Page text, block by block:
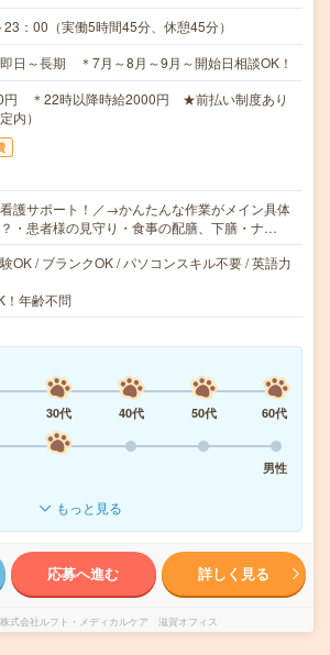
：00（実働5時間45分、休憩45分）
日～長期 ＊7月～8月～9月～開始日相談OK！
円 ＊22時以降時給2000円 ★前払い制度あり
内）
護サポート！／→かんたんな作業がメイン具体
・患者様の見守り・食事の配膳、下膳・ナ…
OK / ブランクOK / パソコンスキル不要 / 英語力
！年齢不問
30代 40代 50代
60代
男性
もっと見る
応募へ進む 詳しく見る
株式会社ルフト・メディカルケア 滋賀オフィス